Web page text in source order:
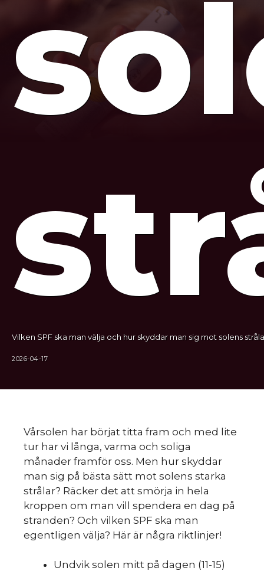
Vilken SPF ska man välja och hur skyddar man sig mot solens
2026-04-17
Vårsolen har börjat titta fram och med lite
tur har vi långa, varma och soliga
månader framför oss. Men hur skyddar
man sig på bästa sätt mot solens starka
strålar? Räcker det att smörja in hela
kroppen om man vill spendera en dag på
stranden? Och vilken SPF ska man
egentligen välja? Här är några riktlinjer!
Undvik solen mitt på dagen (11-15)